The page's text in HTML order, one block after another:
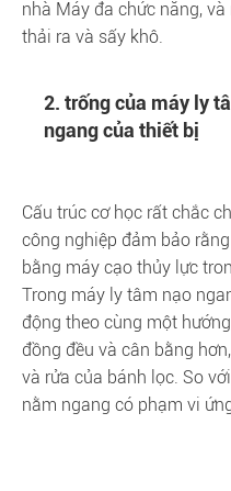
nhà Máy đa chức năng,
thải ra và sấy khô.
2. trống của máy ly
ngang của thiết bị
Cấu trúc cơ học rất chắc
công nghiệp đảm bảo
bằng máy cạo thủy lực
Trong máy ly tâm nạo
động theo cùng một
đồng đều và cân bằng
và rửa của bánh lọc. So
nằm ngang có phạm vi